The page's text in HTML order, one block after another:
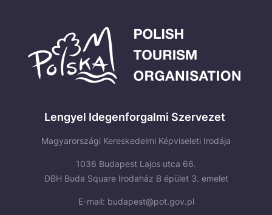
Lengyel Idegenforgalmi Szervezet
Magyarországi Kereskedelmi Képviseleti Irodája
1036 Budapest Lajos utca 66.
DBH Buda Square Irodaház B épület 3. emelet
E-mail: budapest@pot.gov.pl